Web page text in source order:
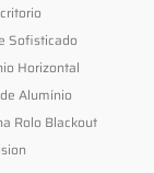
Sofisticado
Horizontal
Alumínio
Rolo Blackout